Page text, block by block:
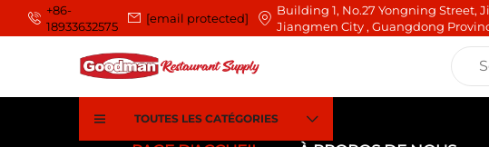
+86-
18933632575
[email protected]
Building 1, No.27 Yongning Street,
Jiangmen City , Guangdong
TOUTES LES CATÉGORIES